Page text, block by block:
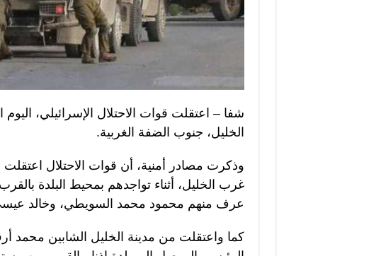
شفا – اعتقلت قوات الاحتلال الإسرائيلي،
الخليل، جنوب الضفة الغربية.
وذكرت مصادر أمنية، أن قوات الاحتلال
غرب الخليل، أثناء تواجدهم بمحيط البلدة
عرف منهم محمود محمد السويطي، وخالد
كما واعتقلت من مدينة الخليل الشابين محمد